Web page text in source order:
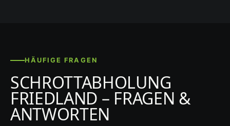
HÄUFIGE FRAGEN
SCHROTTABHOLUNG
FRIEDLAND – FRAGEN &
ANTWORTEN